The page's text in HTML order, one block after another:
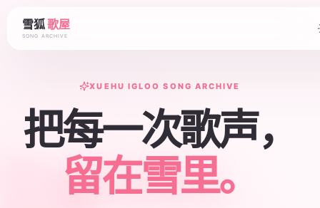
雪狐歌屋
SONG ARCHIVE
XUEHU IGLOO SONG ARCHIVE
把每一次歌声，
留在雪里。